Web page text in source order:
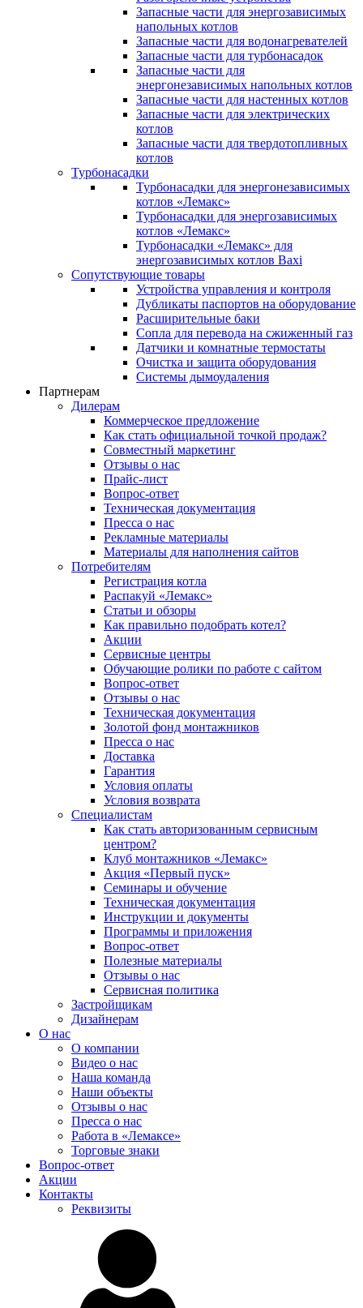
Запасные части для энергозависимых
напольных котлов
Запасные части для водонагревателей
Запасные части для турбонасадок
Запасные части для
энергонезависимых напольных котлов
Запасные части для настенных котлов
Запасные части для электрических
котлов
Запасные части для твердотопливных
котлов
Турбонасадки
Турбонасадки для энергонезависимых
котлов «Лемакс»
Турбонасадки для энергозависимых
котлов «Лемакс»
Турбонасадки «Лемакс» для
энергозависимых котлов Baxi
Сопутствующие товары
Устройства управления и контроля
Дубликаты паспортов на оборудование
Расширительные баки
Сопла для перевода на сжиженный газ
Датчики и комнатные термостаты
Очистка и защита оборудования
Системы дымоудаления
Партнерам
Дилерам
Коммерческое предложение
Как стать официальной точкой продаж?
Совместный маркетинг
Отзывы о нас
Прайс-лист
Вопрос-ответ
Техническая документация
Пресса о нас
Рекламные материалы
Материалы для наполнения сайтов
Потребителям
Регистрация котла
Распакуй «Лемакс»
Статьи и обзоры
Как правильно подобрать котел?
Акции
Сервисные центры
Обучающие ролики по работе с сайтом
Вопрос-ответ
Отзывы о нас
Техническая документация
Золотой фонд монтажников
Пресса о нас
Доставка
Гарантия
Условия оплаты
Условия возврата
Специалистам
Как стать авторизованным сервисным
центром?
Клуб монтажников «Лемакс»
Акция «Первый пуск»
Семинары и обучение
Техническая документация
Инструкции и документы
Программы и приложения
Вопрос-ответ
Полезные материалы
Отзывы о нас
Сервисная политика
Застройщикам
Дизайнерам
О нас
О компании
Видео о нас
Наша команда
Наши объекты
Отзывы о нас
Пресса о нас
Работа в «Лемаксе»
Торговые знаки
Вопрос-ответ
Акции
Контакты
Реквизиты